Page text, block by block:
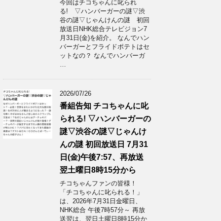
今回はチコちゃんに叱られ
る! ▽ハンバーガーの謎▽渋
谷の謎▽じゃんけんの謎 初回
放送日NHK総合テレビジョン7
月31日(金)を紹介。 なんでハン
バーガーとフライドポテトはセ
ットなの？ なんでハンバーガ
…
2026/07/26
番組告知 チコちゃんに叱
られる! ▽ハンバーガーの
謎▽渋谷の謎▽じゃんけ
んの謎 初回放送日 7月31
日(金)午後7:57、再放送
翌土曜日8時15分から
チコちゃんファンの皆様！
「チコちゃんに叱られる！」​
は、2026年7月31日金曜日、
NHK総合 午後7時57分～ 再放
送翌は、翌日土曜日8時15分か